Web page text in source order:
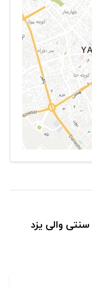
والی یزد